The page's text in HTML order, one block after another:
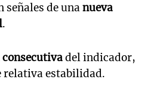
señales de unanueva
.
consecutivadel indicador,
relativa estabilidad.